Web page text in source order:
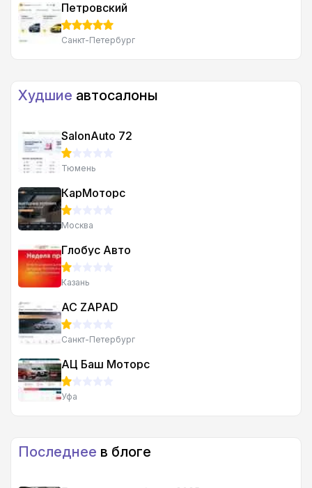
Петровский
Санкт-Петербург
Худшие автосалоны
SalonAuto 72
Тюмень
КарМоторс
Москва
Глобус Авто
Казань
AC ZAPAD
Санкт-Петербург
АЦ Баш Моторс
Уфа
Последнее в блоге